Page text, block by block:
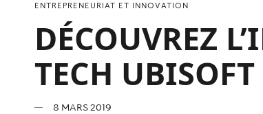
ENTREPRENEURIAT ET INNOVATION
DÉCOUVREZ
TECH UBISOFT
8 MARS 2019